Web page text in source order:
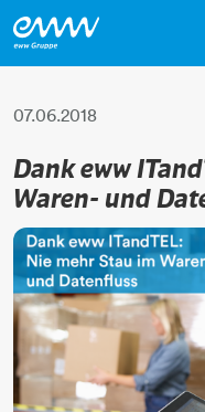
07.06.2018
Dank eww
Waren- und